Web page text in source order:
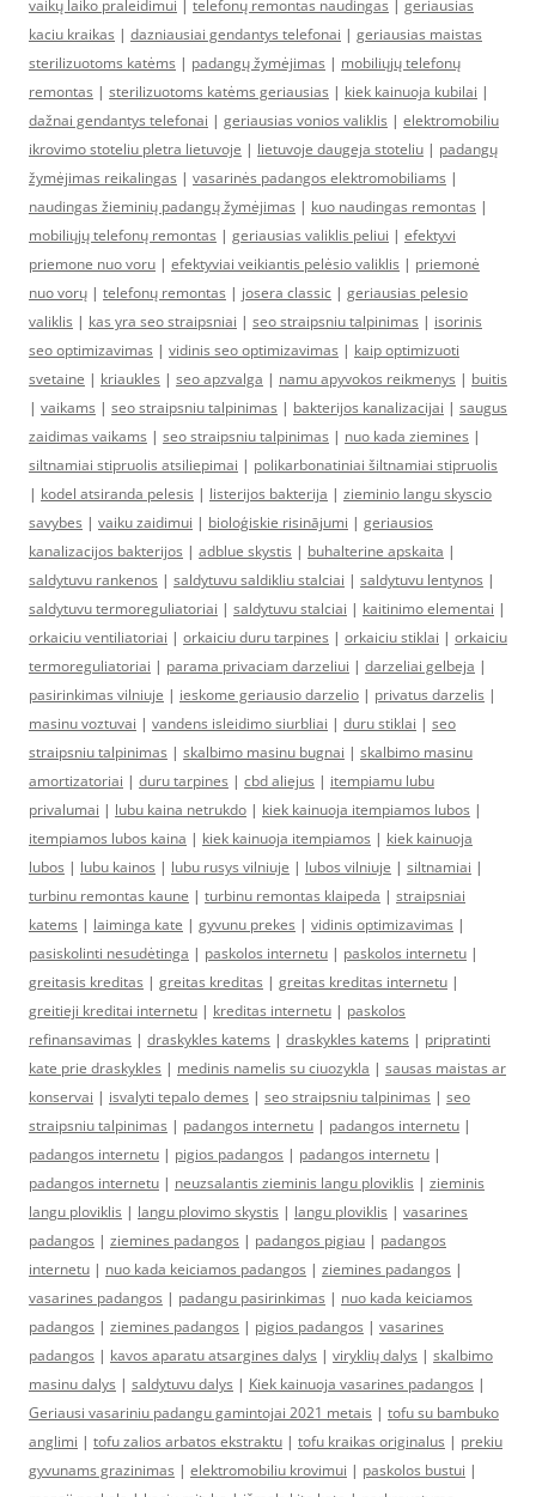
vaikų laiko praleidimui telefonų remontas naudingas
geriausias
kaciu kraikas | dazniausiai gendantys telefonai | geriausias maistas
sterilizuotoms katėms | padangų žymėjimas | mobiliųjų telefonų
remontas | sterilizuotoms katėms geriausias | kiek kainuoja kubilai |
dažnai gendantys telefonai | geriausias vonios valiklis | elektromobiliu
ikrovimo stoteliu pletra lietuvoje | lietuvoje daugeja stoteliu | padangų
žymėjimas reikalingas | vasarinės padangos elektromobiliams |
naudingas žieminių padangų žymėjimas | kuo naudingas remontas |
mobiliųjų telefonų remontas | geriausias valiklis peliui | efektyvi
priemone nuo voru | efektyviai veikiantis pelėsio valiklis | priemonė
nuo vorų | telefonų remontas | josera classic | geriausias pelesio
valiklis | kas yra seo straipsniai | seo straipsniu talpinimas | isorinis
seo optimizavimas | vidinis seo optimizavimas | kaip optimizuoti
svetaine | kriaukles | seo apzvalga | namu apyvokos reikmenys | buitis
| vaikams | seo straipsniu talpinimas | bakterijos kanalizacijai | saugus
zaidimas vaikams | seo straipsniu talpinimas | nuo kada ziemines |
siltnamiai stipruolis atsiliepimai | polikarbonatiniai šiltnamiai stipruolis
| kodel atsiranda pelesis | listerijos bakterija | zieminio langu skyscio
savybes | vaiku zaidimui | bioloģiskie risinājumi | geriausios
kanalizacijos bakterijos | adblue skystis | buhalterine apskaita |
saldytuvu rankenos | saldytuvu saldikliu stalciai | saldytuvu lentynos |
saldytuvu termoreguliatoriai | saldytuvu stalciai | kaitinimo elementai |
orkaiciu ventiliatoriai | orkaiciu duru tarpines | orkaiciu stiklai | orkaiciu
termoreguliatoriai | parama privaciam darzeliui | darzeliai gelbeja |
pasirinkimas vilniuje | ieskome geriausio darzelio | privatus darzelis |
masinu voztuvai | vandens isleidimo siurbliai | duru stiklai | seo
straipsniu talpinimas | skalbimo masinu bugnai | skalbimo masinu
amortizatoriai | duru tarpines | cbd aliejus | itempiamu lubu
privalumai | lubu kaina netrukdo | kiek kainuoja itempiamos lubos |
itempiamos lubos kaina | kiek kainuoja itempiamos | kiek kainuoja
lubos | lubu kainos | lubu rusys vilniuje | lubos vilniuje | siltnamiai |
turbinu remontas kaune | turbinu remontas klaipeda | straipsniai
katems | laiminga kate | gyvunu prekes | vidinis optimizavimas |
pasiskolinti nesudėtinga | paskolos internetu | paskolos internetu |
greitasis kreditas | greitas kreditas | greitas kreditas internetu |
greitieji kreditai internetu | kreditas internetu | paskolos
refinansavimas | draskykles katems | draskykles katems | pripratinti
kate prie draskykles | medinis namelis su ciuozykla | sausas maistas ar
konservai | isvalyti tepalo demes | seo straipsniu talpinimas | seo
straipsniu talpinimas | padangos internetu | padangos internetu |
padangos internetu | pigios padangos | padangos internetu |
padangos internetu | neuzsalantis zieminis langu ploviklis | zieminis
langu ploviklis | langu plovimo skystis | langu ploviklis | vasarines
padangos | ziemines padangos | padangos pigiau | padangos
internetu | nuo kada keiciamos padangos | ziemines padangos |
vasarines padangos | padangu pasirinkimas | nuo kada keiciamos
padangos | ziemines padangos | pigios padangos | vasarines
padangos | kavos aparatu atsargines dalys | viryklių dalys | skalbimo
masinu dalys | saldytuvu dalys | Kiek kainuoja vasarines padangos |
Geriausi vasariniu padangu gamintojai 2021 metais | tofu su bambuko
anglimi | tofu zalios arbatos ekstraktu | tofu kraikas originalus | prekiu
gyvunams grazinimas | elektromobiliu krovimui | paskolos bustui |